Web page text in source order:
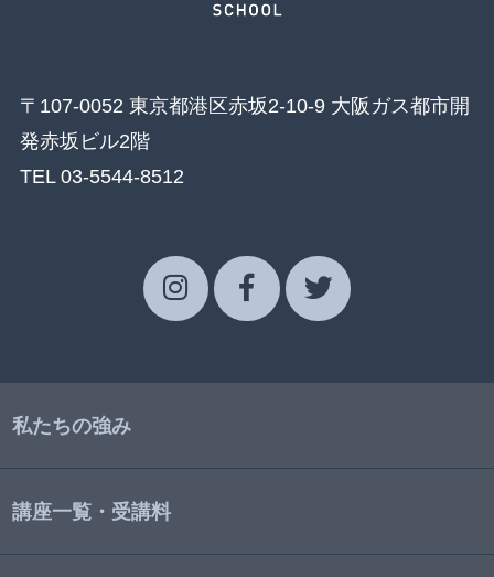
〒107-0052 東京都港区赤坂2-10-9 大阪ガス都市開
発赤坂ビル2階
TEL 03-5544-8512
私たちの強み
講座一覧・受講料